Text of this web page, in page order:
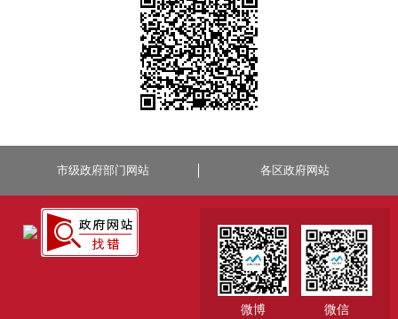
市级政府部门网站 各区政府网站
微博 微信